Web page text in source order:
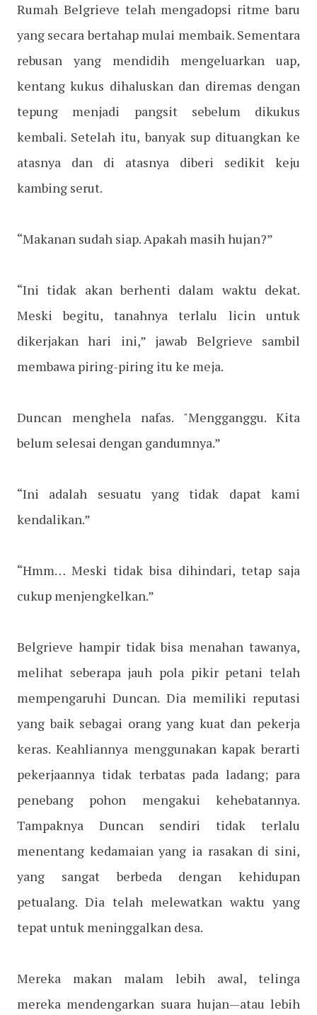
Rumah Belgrieve telah mengadopsi ritme baru
yang secara bertahap mulai membaik. Sementara
rebusan yang mendidih mengeluarkan uap,
kentang kukus dihaluskan dan diremas dengan
tepung menjadi pangsit sebelum dikukus
kembali. Setelah itu, banyak sup dituangkan ke
atasnya dan di atasnya diberi sedikit keju
kambing serut.
“Makanan sudah siap. Apakah masih hujan?”
“Ini tidak akan berhenti dalam waktu dekat.
Meski begitu, tanahnya terlalu licin untuk
dikerjakan hari ini,” jawab Belgrieve sambil
membawa piring-piring itu ke meja.
Duncan menghela nafas. "Mengganggu. Kita
belum selesai dengan gandumnya.”
“Ini adalah sesuatu yang tidak dapat kami
kendalikan.”
“Hmm… Meski tidak bisa dihindari, tetap saja
cukup menjengkelkan.”
Belgrieve hampir tidak bisa menahan tawanya,
melihat seberapa jauh pola pikir petani telah
mempengaruhi Duncan. Dia memiliki reputasi
yang baik sebagai orang yang kuat dan pekerja
keras. Keahliannya menggunakan kapak berarti
pekerjaannya tidak terbatas pada ladang; para
penebang pohon mengakui kehebatannya.
Tampaknya Duncan sendiri tidak terlalu
menentang kedamaian yang ia rasakan di sini,
yang sangat berbeda dengan kehidupan
petualang. Dia telah melewatkan waktu yang
tepat untuk meninggalkan desa.
Mereka makan malam lebih awal, telinga
mereka mendengarkan suara hujan—atau lebih